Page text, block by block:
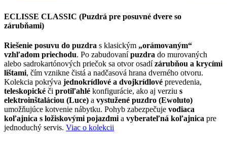
ECLISSE CLASSIC (Puzdrá pre posuvné dvere so
zárubňami)
Riešenie posuvu do puzdra s klasickým „orámovaným“
vzhľadom priechodu. Po zabudovanípuzdra do murovaných
alebo sadrokartónových priečok sa otvor osadízárubňou a krycími
lištami, čím vznikne čistá a nadčasová hrana dverného otvoru.
Kolekcia pokrýva jednokrídlové a dvojkrídlové prevedenia,
teleskopické či protiľahlé konfigurácie, ako aj verziu s
elektroinštaláciou (Luce) a vystužené puzdro (Ewoluto)
umožňujúce kotvenie nábytku. Pohyb zabezpečuje vodiaca
koľajnica s ložiskovými pojazdmi a vyberateľná koľajnica pre
jednoduchý servis. Viac o kolekcii